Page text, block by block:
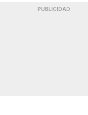
PUBLICIDAD